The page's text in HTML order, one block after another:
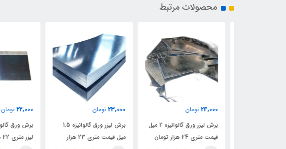
محصولات مرتبط
24,000 تومان
برش لیزر ورق گالوانیزه 2 میل
قیمت متری 24 هزار تومان
23,000 تومان
برش لیزر ورق گالوانیزه 1.5
میل قیمت متری 23 هزار
22,000 تومان
لیزر متری 22 هزار تومان